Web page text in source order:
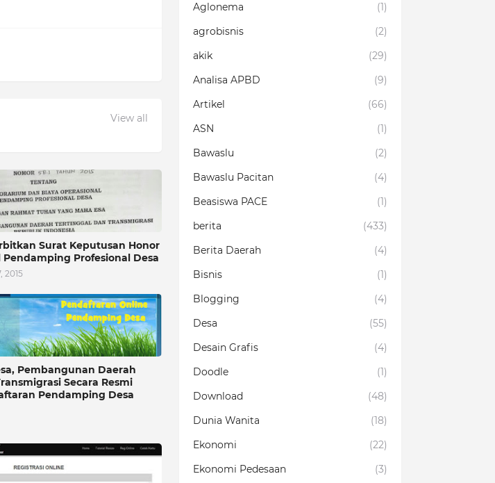
View all
Surat Keputusan Honor
Profesional Desa
2015
Pembangunan Daerah
Secara Resmi
Pendamping Desa
Aglonema
(1)
agrobisnis
(2)
akik
(29)
Analisa APBD
(9)
Artikel
(66)
ASN
(1)
Bawaslu
(2)
Bawaslu Pacitan
(4)
Beasiswa PACE
(1)
berita
(433)
Berita Daerah
(4)
Bisnis
(1)
Blogging
(4)
Desa
(55)
Desain Grafis
(4)
Doodle
(1)
Download
(48)
Dunia Wanita
(18)
Ekonomi
(22)
Ekonomi Pedesaan
(3)